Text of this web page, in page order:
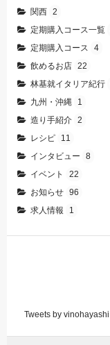
関西 2
定期購入コース一覧
定期購入コース
4
飲めるお店 22
林基就イタリア紀行
九州・沖縄
1
造り手紹介 2
レシピ
11
インタビュー
8
イベント
22
お知らせ 96
求人情報
1
Tweets by vinohayashi